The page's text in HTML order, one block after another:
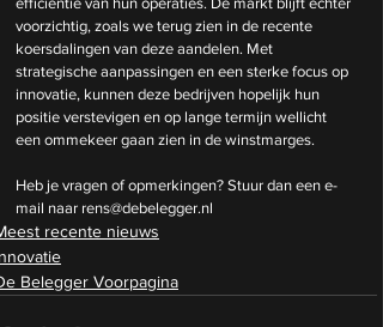
voorzichtig, zoals we terug zien in de recente
koersdalingen van deze aandelen. Met
strategische aanpassingen en een sterke focus op
innovatie, kunnen deze bedrijven hopelijk hun
positie verstevigen en op lange termijn wellicht
een ommekeer gaan zien in de winstmarges.
Heb je vragen of opmerkingen? Stuur dan een e-
mail naar rens@debelegger.nl
recente nieuws
Belegger Voorpagina